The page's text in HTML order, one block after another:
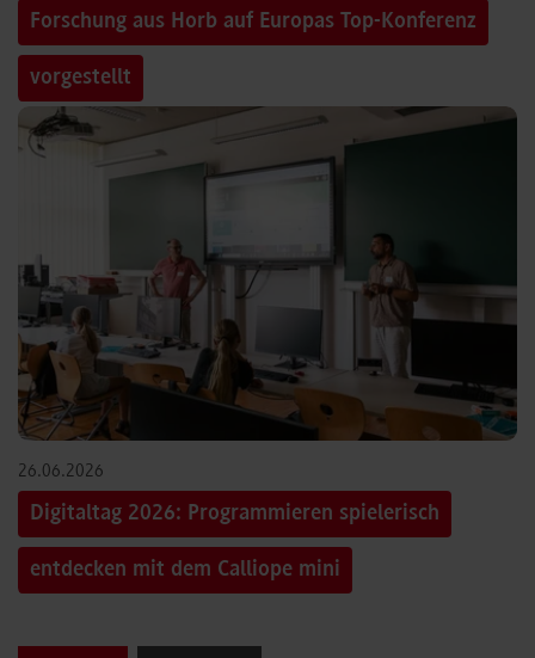
Forschung aus Horb auf Europas Top-Konferenz
vorgestellt
26.06.2026
Digitaltag 2026: Programmieren spielerisch
entdecken mit dem Calliope mini